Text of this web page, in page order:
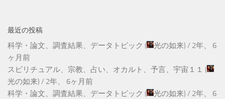
最近の投稿
科学・論文、調査結果、データトピック ( 光の如来) / 2年、 6
ヶ月前
スピリチュアル、宗教、占い、オカルト、予言、宇宙１１ (
光の如来) / 2年、 6ヶ月前
科学・論文、調査結果、データトピック ( 光の如来) / 2年、 6